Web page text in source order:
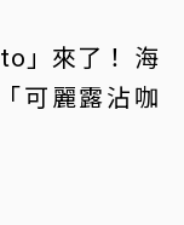
」來了！ 海
可麗露沾咖